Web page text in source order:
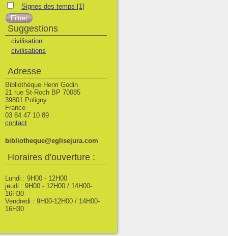
Signes des temps
Signes des temps [1]
Suggestions
civilisation
civilisations
Adresse
Bibliothèque Henri Godin
21 rue St-Roch BP 70085
39801 Poligny
France
03 84 47 10 89
contact
bibliotheque@eglisejura.com
Horaires d'ouverture :
Lundi : 9H00 - 12H00
jeudi : 9H00 - 12H00 / 14H00-
16H30
Vendredi : 9H00-12H00 / 14H00-
16H30